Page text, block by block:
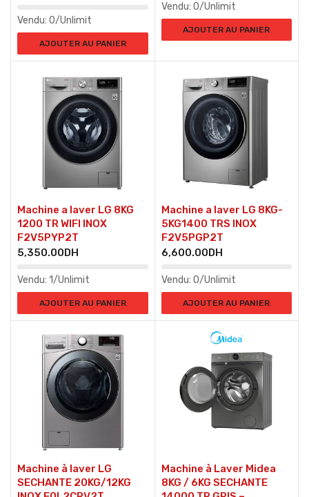
Vendu: 0/Unlimit
AJOUTER AU PANIER
Vendu: 0/Unlimit
AJOUTER AU PANIER
Machine a laver LG 8KG
1200 TR WIFI INOX
F2V5PYP2T
5,350.00DH
Vendu: 1/Unlimit
AJOUTER AU PANIER
Machine a laver LG 8KG-
5KG1400 TRS INOX
F2V5PGP2T
6,600.00DH
Vendu: 0/Unlimit
AJOUTER AU PANIER
Machine à laver LG
SECHANTE 20KG/12KG
Machine à Laver Midea
8KG / 6KG SECHANTE